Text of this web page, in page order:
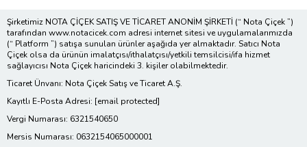
Şirketimiz NOTA ÇİÇEK SATIŞ VE TİCARET ANONİM ŞİRKETİ (“ Nota Çiçek ”)
tarafından www.notacicek.com adresi internet sitesi ve uygulamalarımızda
(“ Platform ”) satışa sunulan ürünler aşağıda yer almaktadır. Satıcı Nota
Çiçek olsa da ürünün imalatçısı/ithalatçısı/yetkili temsilcisi/ifa hizmet
sağlayıcısı Nota Çiçek haricindeki 3. kişiler olabilmektedir.
Ticaret Ünvanı: Nota Çiçek Satış ve Ticaret A.Ş.
Kayıtlı E-Posta Adresi: [email protected]
Vergi Numarası: 6321540650
Mersis Numarası: 0632154065000001